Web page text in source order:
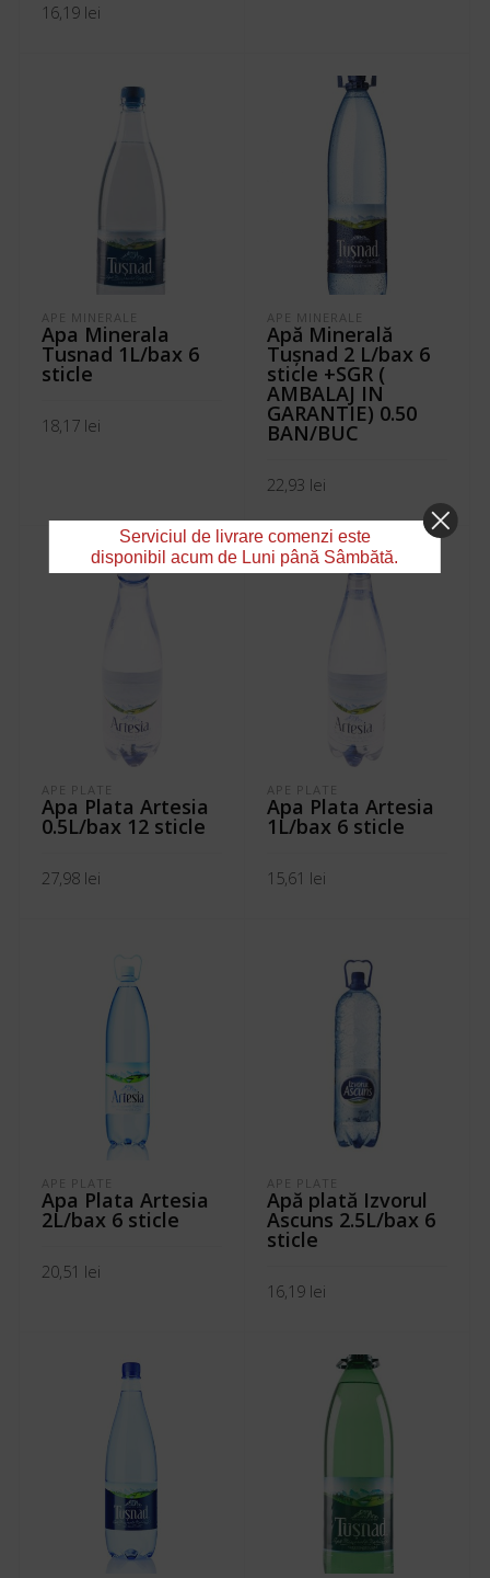
16,19 lei
APE MINERALE
Apa Minerala
Tusnad 1L/bax 6
sticle
18,17 lei
APE MINERALE
Apă Minerală
Tuşnad 2 L/bax 6
sticle +SGR (
AMBALAJ IN
GARANTIE) 0.50
BAN/BUC
22,93 lei
ADAUGĂ ÎN COȘ
APE PLATE
Apa Plata Artesia
0.5L/bax 12 sticle
27,98 lei
APE PLATE
Apa Plata Artesia
1L/bax 6 sticle
15,61 lei
APE PLATE
Apa Plata Artesia
2L/bax 6 sticle
20,51 lei
APE PLATE
Apă plată Izvorul
Ascuns 2.5L/bax 6
sticle
16,19 lei
Serviciul de livrare comenzi este
disponibil acum de Luni până Sâmbătă.